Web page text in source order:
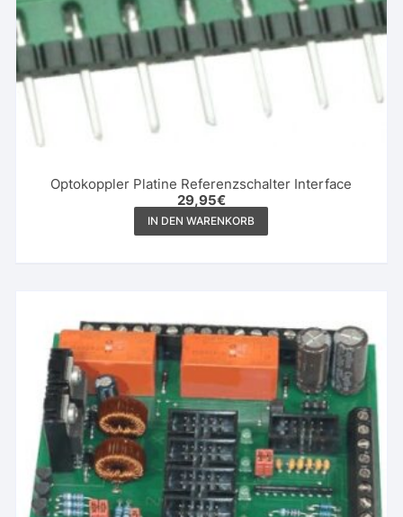
Optokoppler Platine Referenzschalter Interface
29,95€
IN DEN WARENKORB